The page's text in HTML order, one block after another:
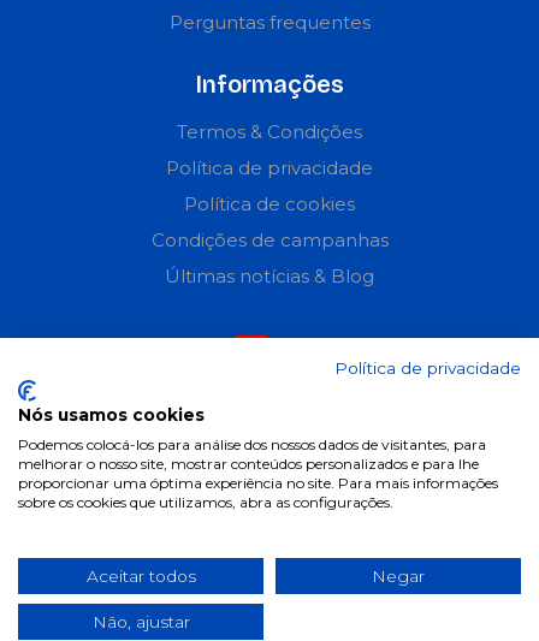
Perguntas frequentes
Informações
Termos & Condições
Política de privacidade
Política de cookies
Condições de campanhas
Últimas notícias & Blog
Política de privacidade
Nós usamos cookies
Podemos colocá-los para análise dos nossos dados de visitantes, para
melhorar o nosso site, mostrar conteúdos personalizados e para lhe
proporcionar uma óptima experiência no site. Para mais informações
sobre os cookies que utilizamos, abra as configurações.
Aceitar todos Negar
Não, ajustar